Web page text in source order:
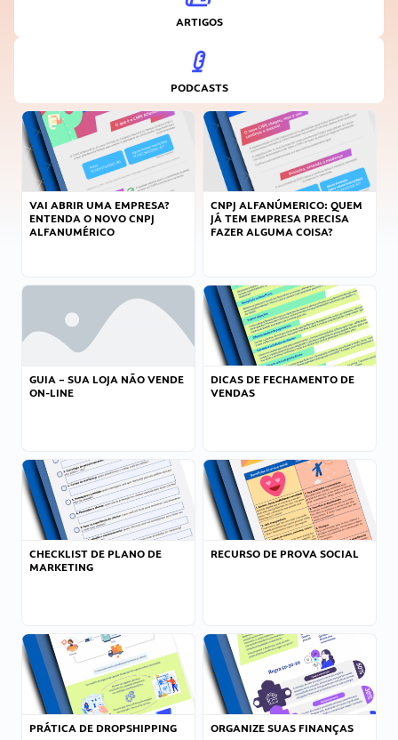
ARTIGOS
PODCASTS
VAI ABRIR UMA EMPRESA?
ENTENDA O NOVO CNPJ
ALFANUMÉRICO
CNPJ ALFANÚMERICO: QUEM
JÁ TEM EMPRESA PRECISA
FAZER ALGUMA COISA?
GUIA – SUA LOJA NÃO VENDE
ON-LINE
DICAS DE FECHAMENTO DE
VENDAS
CHECKLIST DE PLANO DE
MARKETING
RECURSO DE PROVA SOCIAL
PRÁTICA DE DROPSHIPPING ORGANIZE SUAS FINANÇAS